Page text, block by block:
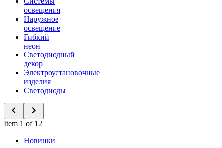
освещения
Наружное
освещение
Гибкий
неон
Светодиодный
декор
Электроустановочные
изделия
Светодиоды
Item 1 of 12
Новинки